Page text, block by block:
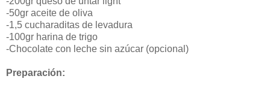
-50gr aceite de oliva
-1,5 cucharaditas de levadura
-100gr harina de trigo
-Chocolate con leche sin azúcar (opcional)
Preparación: